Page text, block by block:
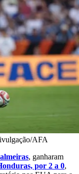
AFA
, ganharam
por 2 a 0,